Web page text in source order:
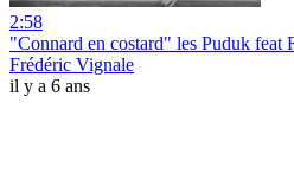
2:58
"Connard en costard" les Puduk feat
Frédéric Vignale
il y a 6 ans